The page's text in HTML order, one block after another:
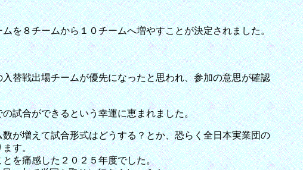
を８チームから１０チームへ増やすことが決定されました。
替戦出場チームが優先になったと思われ、参加の意思が確認
試合ができるという幸運に恵まれました。
が増えて試合形式はどうする？とか、恐らく全日本実業団の
ます。
を痛感した２０２５年度でした。